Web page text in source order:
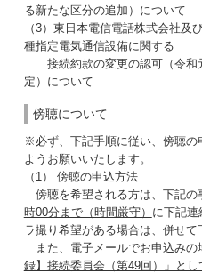
る新たな区分の追加）について
（3）東日本電信電話株式会社及
種指定電気通信設備に関する
接続約款の変更の認可（令和
定）について
傍聴について
※必ず、下記手順に従い、傍聴の
ようお願いいたします。
（1） 傍聴の申込方法
傍聴を希望される方は、下記の
時00分まで（時間厳守） に下記連
ラ撮り希望がある場合は、併せて
また、 電子メールでお申込み
録】接続委員会（第49回）」とし